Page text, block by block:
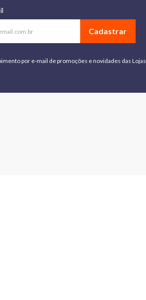
Cadastrar
por e-mail de promoções e novidades das Lojas